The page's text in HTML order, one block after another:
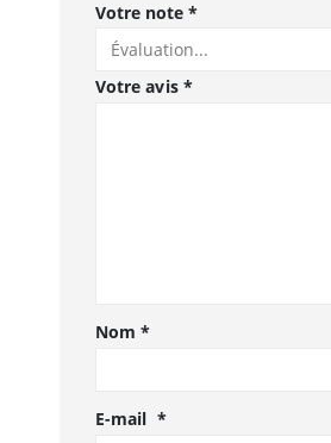
Votre note *
Votre avis *
Nom*
E-mail *